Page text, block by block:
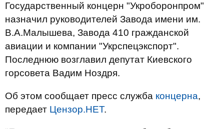
Государственный концерн "Укроборонпром"
назначил руководителей Завода имени им.
В.А.Малышева, Завода 410 гражданской
авиации и компании "Укрспецэкспорт".
Последнюю возглавил депутат Киевского
горсовета Вадим Ноздря.
Об этом сообщает пресс служба концерна,
передает Цензор.НЕТ.